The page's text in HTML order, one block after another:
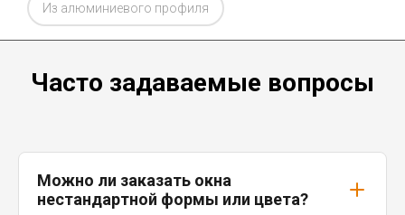
Из алюминиевого профиля
Часто задаваемые вопросы
Можно ли заказать окна
нестандартной формы или цвета?